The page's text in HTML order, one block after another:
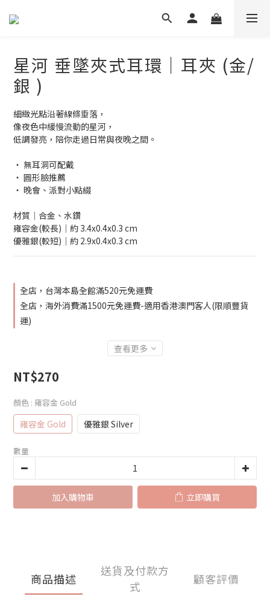
星河 垂墜夾式耳環｜耳夾 (金/
銀 )
細緻光點沿著線條垂落，
像夜色中緩慢流動的星河，
低調發亮，陪你走過日常與夜晚之間。
‧ 無耳洞可配戴
‧ 圓形臉推薦
‧ 晚會、派對小點綴
材質│合金、水鑽
雍容金(較長)│約 3.4x0.4x0.3 cm
優雅銀(較短)│約 2.9x0.4x0.3 cm
全店，台灣本島全館滿520元免運費
全店，海外消費滿1500元免運費-適用香港澳門客人(限順豐貨
運)
查看更多
NT$270
顏色 : 雍容金 Gold
雍容金 Gold 優雅銀 Silver
數量
加入購物車 立即購買
商品描述
送貨及付款方
式
顧客評價